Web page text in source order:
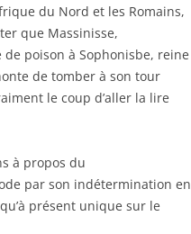
du Nord et les Romains,
que Massinisse,
poison à Sophonisbe, reine
de tomber à son tour
le coup d’aller la lire
à propos du
par son indétermination en
présent unique sur le